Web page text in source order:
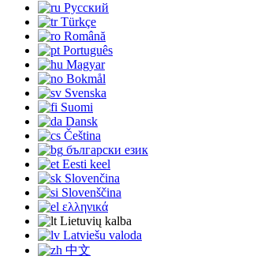
Русский
Türkçe
Română
Português
Magyar
Bokmål
Svenska
Suomi
Dansk
Čeština
български език
Eesti keel
Slovenčina
Slovenščina
ελληνικά
Lietuvių kalba
Latviešu valoda
中文